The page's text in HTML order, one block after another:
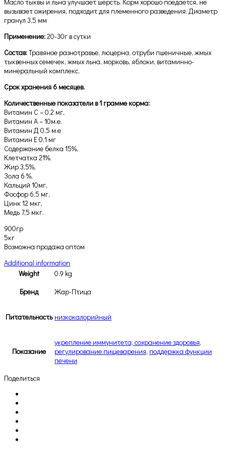
вызывает ожирения, подходит для племенного разведения. Диаметр
гранул 3,5 мм
Применение:20-30г в сутки
Состав:Травяное разнотравье, люцерна, отруби пшеничные, жмых
тыквенных семечек, жмых льна, морковь, яблоки, витаминно-
минеральный комплекс.
Срок хранения 6 месяцев.
Количественные показатели в 1 грамме корма:
Витамин С – 0,2 мг,
Витамин А – 10м.е.
Витамин Д 0,5 м.е
Витамин Е 0,1 мг
Содержание белка 15%,
Клетчатка 21%,
Жир 3,5%,
Зола 6 %,
Кальций 10мг,
Фосфор 6,5 мг,
Цинк 12 мкг,
Медь 7,5 мкг.
900гр
5кг
Возможна продажа оптом
Additional information
Weight
0.9 kg
Бренд
Жар-Птица
Питательность низкокалорийный
Показание
укрепление иммунитета, сохранение здоровья,
регулирование пищеварения, поддержка функции
печени
Поделиться